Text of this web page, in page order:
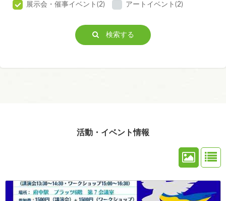
展示会・催事イベント(2) アートイベント(2)
検索する
活動・イベント情報